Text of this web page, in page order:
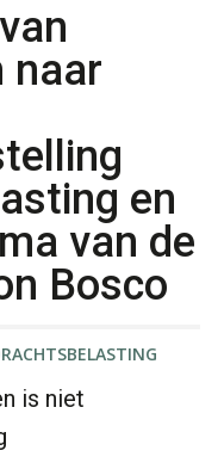
naar
en
van de
Bosco
is niet
Elbert